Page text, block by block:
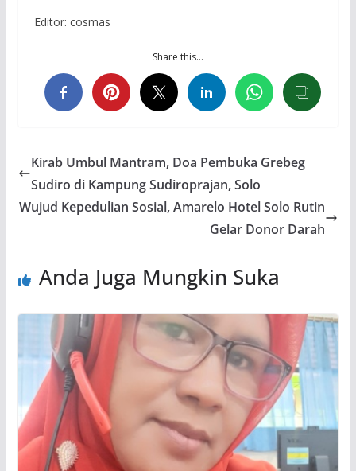
Editor: cosmas
Share this…
Kirab Umbul Mantram, Doa Pembuka Grebeg
Sudiro di Kampung Sudiroprajan, Solo
Wujud Kepedulian Sosial, Amarelo Hotel Solo Rutin
Gelar Donor Darah
Anda Juga Mungkin Suka